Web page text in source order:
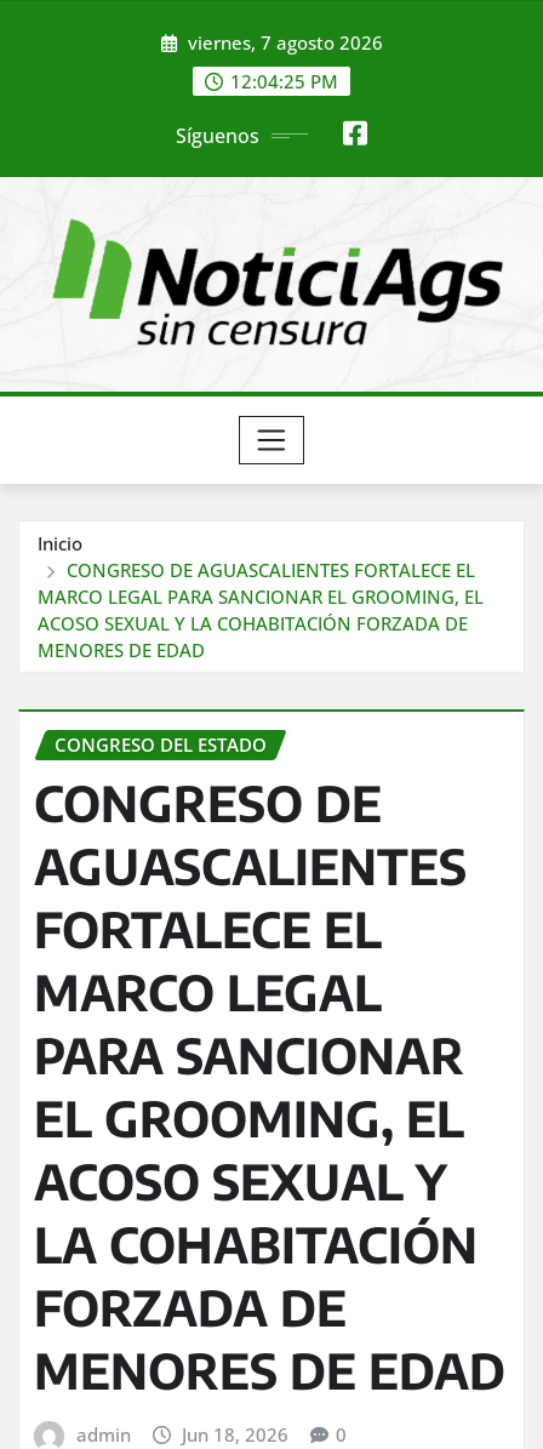
viernes, 7 agosto 2026
12:04:26 PM
Síguenos
Inicio
CONGRESO DE AGUASCALIENTES FORTALECE EL
MARCO LEGAL PARA SANCIONAR EL GROOMING, EL
ACOSO SEXUAL Y LA COHABITACIÓN FORZADA DE
MENORES DE EDAD
CONGRESO DEL ESTADO
CONGRESO DE
AGUASCALIENTES
FORTALECE EL
MARCO LEGAL
PARA SANCIONAR
EL GROOMING, EL
ACOSO SEXUAL Y
LA COHABITACIÓN
FORZADA DE
MENORES DE EDAD
admin Jun 18, 2026 0